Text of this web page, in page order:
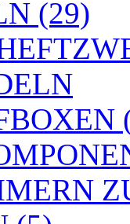
(29)